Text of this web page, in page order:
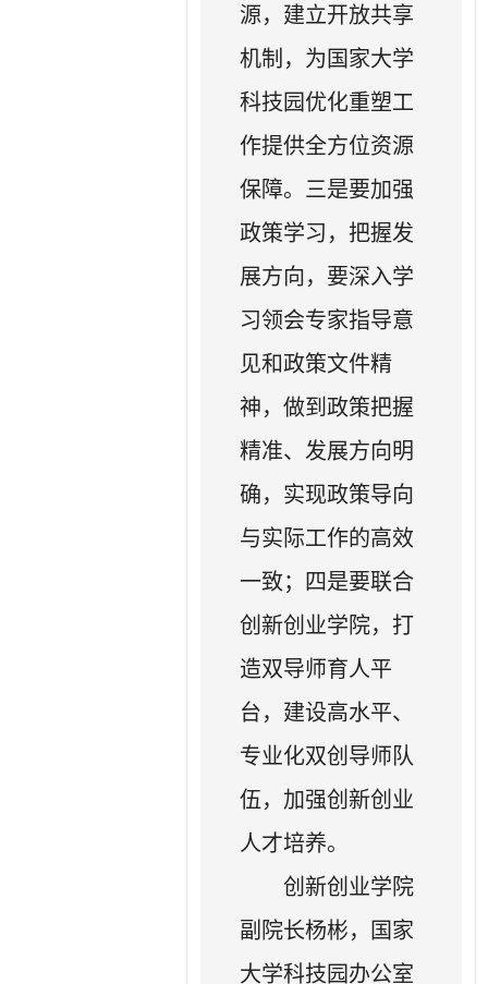
源，建立开放共享
机制，为国家大学
科技园优化重塑工
作提供全方位资源
保障。三是要加强
政策学习，把握发
展方向，要深入学
习领会专家指导意
见和政策文件精
神，做到政策把握
精准、发展方向明
确，实现政策导向
与实际工作的高效
一致；四是要联合
创新创业学院，打
造双导师育人平
台，建设高水平、
专业化双创导师队
伍，加强创新创业
人才培养。
创新创业学院
副院长杨彬，国家
大学科技园办公室